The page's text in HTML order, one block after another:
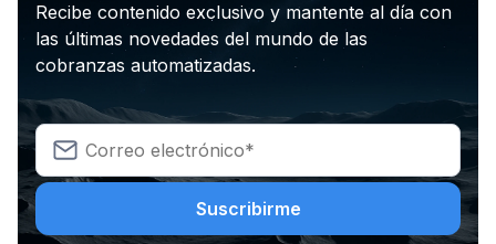
Recibe contenido exclusivo y mantente al día con
las últimas novedades del mundo de las
cobranzas automatizadas.